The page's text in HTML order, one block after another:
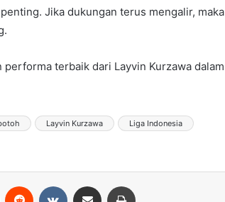
Jika dukungan terus mengalir, maka
performa terbaik dari Layvin Kurzawa dalam
Layvin Kurzawa
Liga Indonesia